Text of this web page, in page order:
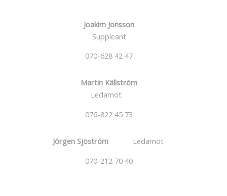
Joakim Jonsson
Suppleant
070-628 42 47
Martin Källström
Ledamot
076-822 45 73
Jörgen SjöströmLedamot
070-212 70 40